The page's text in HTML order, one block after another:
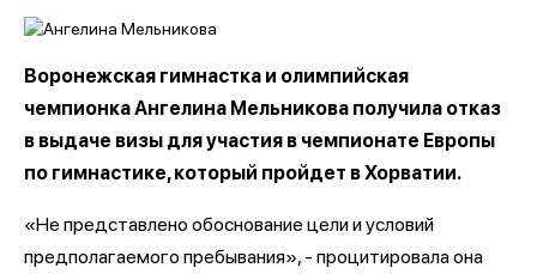
Воронежская гимнастка и олимпийская
чемпионка Ангелина Мельникова получила отказ
в выдаче визы для участия в чемпионате Европы
по гимнастике, который пройдет в Хорватии.
«Не представлено обоснование цели и условий
предполагаемого пребывания», - процитировала она